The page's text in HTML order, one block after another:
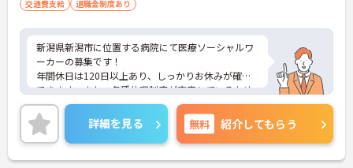
交通費支給
退職金制度あり
新潟県新潟市に位置する病院にて医療ソーシャルワ
ーカーの募集です！
年間休日は120日以上あり、しっかりお休みが確保
できます。また、各種休暇制度が充実しているため
ライフステージが変化しても長く働くことができる
職場です♪
ご興味のある方には、面接対策ポイントなど、さら
に詳細をご案内しますのでお気軽にご相談くださ
い！
詳細を見る 無料 紹介してもらう